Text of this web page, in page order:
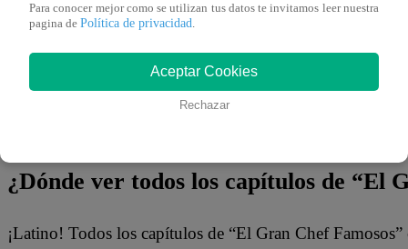
A pesar del reto, el finalista en su primera temporada en
desempeño y demostrar que podía superar su miedo a
¿Habrá logrado sorprender al jurado con su plato? ¿Se
¿Dónde ver todos los capítulos de “El
¡Latino! Todos los capítulos de “El Gran Chef
Para conocer mejor como se utilizan tus datos te invitamos leer nuestra
pagina de Política de privacidad
Aceptar Cookies
Rechazar